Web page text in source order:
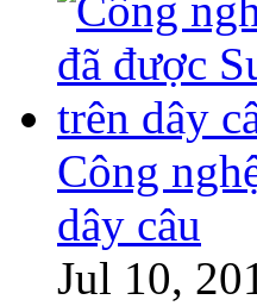
Công
dây câu
Jul 10,